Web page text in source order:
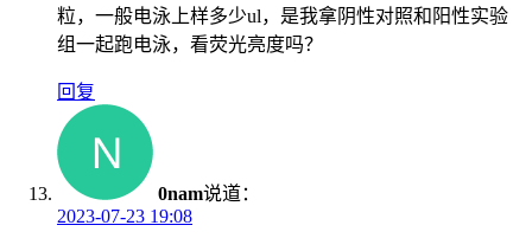
粒，一般电泳上样多少ul，是我拿阴性对照和阳性实验
组一起跑电泳，看荧光亮度吗？
回复
0nam说道：
2023-07-23 19:08